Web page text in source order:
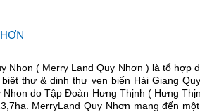
Nhon ( Merry Land Quy Nhơn ) là tổ hợp
thự & dinh thự ven biển Hải Giang
do Tập Đoàn Hưng Thịnh ( Hưng
MerryLand Quy Nhơn mang đến